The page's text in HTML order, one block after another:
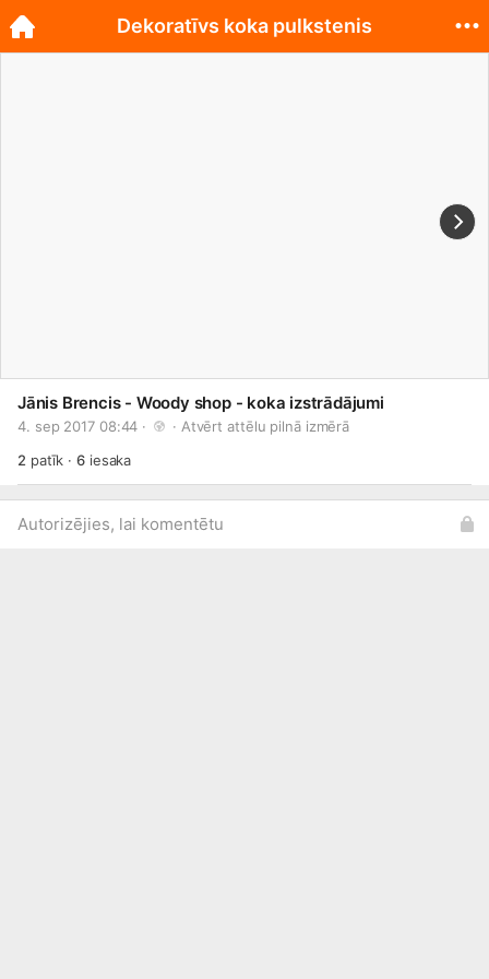
Jānis Brencis - Woody shop - koka izstrādājumi
4. sep 2017 08:44 · · Atvērt attēlu pilnā izmērā
2 patīk ·6iesaka
Autorizējies, lai komentētu
Dekoratīvs koka pulkstenis